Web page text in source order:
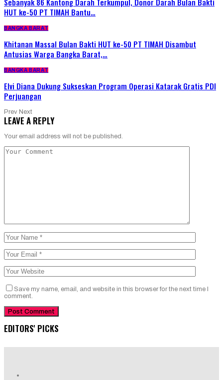
HUT ke-50 PT TIMAH Bantu…
BANGKA BARAT
Khitanan Massal Bulan Bakti HUT ke-50 PT TIMAH Disambut
Antusias Warga Bangka Barat,…
BANGKA BARAT
Elvi Diana Dukung Sukseskan Program Operasi Katarak Gratis PDI
Perjuangan
Prev Next
LEAVE A REPLY
Your email address will not be published.
Save my name, email, and website in this browser for the next time I
comment.
EDITORS' PICKS